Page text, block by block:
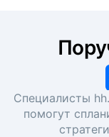
Специалисты
помогут